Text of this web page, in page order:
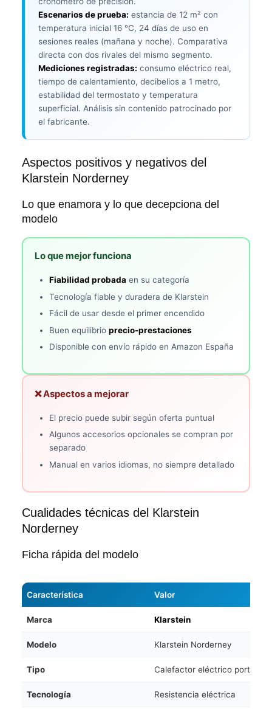
Escenarios de prueba: estancia de 12 m² con
temperatura inicial 16 °C, 24 días de uso en
sesiones reales (mañana y noche). Comparativa
directa con dos rivales del mismo segmento.
Mediciones registradas: consumo eléctrico real,
tiempo de calentamiento, decibelios a 1 metro,
estabilidad del termostato y temperatura
superficial. Análisis sin contenido patrocinado por
el fabricante.
Aspectos positivos y negativos del
Klarstein Norderney
Lo que enamora y lo que decepciona del
modelo
Lo que mejor funciona
Fiabilidad probada en su categoría
Tecnología fiable y duradera de Klarstein
Fácil de usar desde el primer encendido
Buen equilibrioprecio-prestaciones
Disponible con envío rápido en Amazon España
❌ Aspectos a mejorar
El precio puede subir según oferta puntual
Algunos accesorios opcionales se compran por
separado
Manual en varios idiomas, no siempre detallado
Cualidades técnicas del Klarstein
Norderney
Ficha rápida del modelo
Característica Valor
Marca Klarstein
Modelo Klarstein Norderney
Tipo Calefactor eléctrico portátil
Tecnología Resistencia eléctrica